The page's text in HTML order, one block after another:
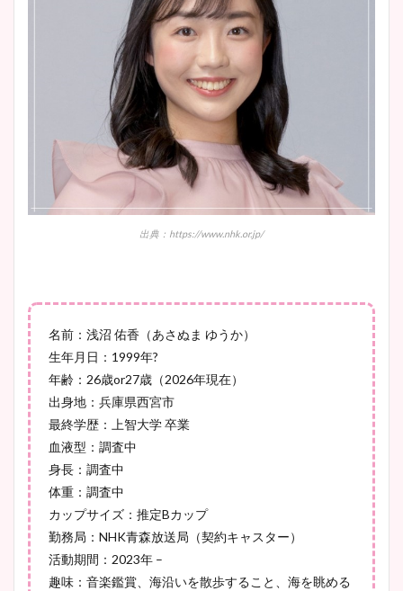
wikiプロフも！
安藤萌々アナのカップ画像や
ニット衣装まとめ！美足の筋
肉も凄い！
鈴木唯の太ってた時の体重が
ヤバすぎww原因や痩せたダ
豊島実季アナのカップ画像ま
とめ！美脚や水着姿に年齢も
宇賀神メグアナのニット画像
まとめ！足も美脚でカップも
出典：https://www.nhk.or.jp/
名前：浅沼 佑香（あさぬま ゆうか）
生年月日：1999年?
年齢：26歳or27歳（2026年現在）
出身地：兵庫県西宮市
最終学歴：上智大学 卒業
血液型：調査中
身長：調査中
体重：調査中
カップサイズ：推定Bカップ
勤務局：NHK青森放送局（契約キャスター）
活動期間：2023年 –
趣味：音楽鑑賞、海沿いを散歩すること、海を眺める